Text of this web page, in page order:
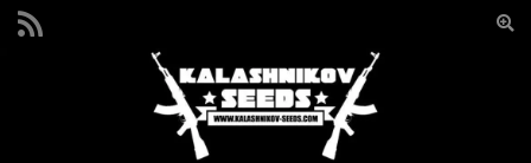
Search for: